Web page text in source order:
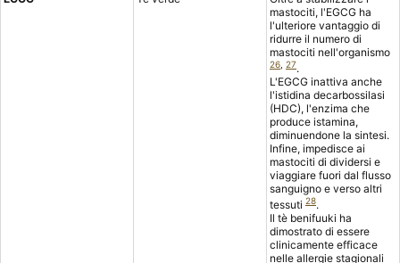
mastociti, l'EGCG ha
l'ulteriore vantaggio di
ridurre il numero di
mastociti nell'organismo
26 27.
L'EGCG inattiva anche
l'istidina decarbossilasi
(HDC), l'enzima che
produce istamina,
diminuendone la sintesi.
Infine, impedisce ai
mastociti di dividersi e
viaggiare fuori dal flusso
sanguigno e verso altri
tessuti 28.
Il tè benifuuki ha
dimostrato di essere
clinicamente efficace
nelle allergie stagionali